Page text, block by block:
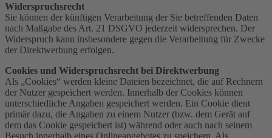
Widerspruchsrecht
Sie können der künftigen Verarbeitung der Sie betreffenden Daten
nach Maßgabe des Art. 21 DSGVO jederzeit widersprechen. Der
Widerspruch kann insbesondere gegen die Verarbeitung für Zwecke
der Direktwerbung erfolgen.
Cookies und Widerspruchsrecht bei Direktwerbung
Als „Cookies“ werden kleine Dateien bezeichnet, die auf Rechnern
der Nutzer gespeichert werden. Innerhalb der Cookies können
unterschiedliche Angaben gespeichert werden. Ein Cookie dient
primär dazu, die Angaben zu einem Nutzer (bzw. dem Gerät auf
dem das Cookie gespeichert ist) während oder auch nach seinem
Besuch innerhalb eines Onlineangebotes zu speichern. Als